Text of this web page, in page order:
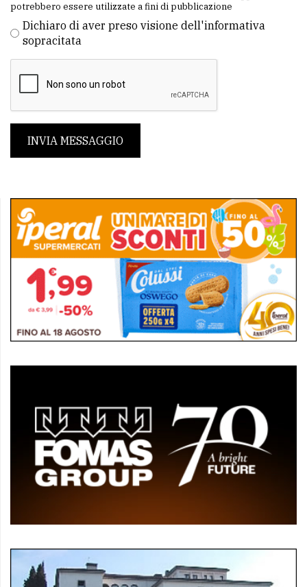
potrebbero essere utilizzate a fini di pubblicazione
Dichiaro di aver preso visione dell'informativa
sopracitata
INVIA MESSAGGIO